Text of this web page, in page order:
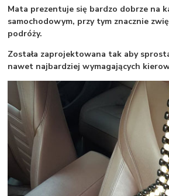
Mata prezentuje się bardzo dobrze na
samochodowym, przy tym znacznie
podróży.
Została zaprojektowana tak aby
nawet najbardziej wymagających